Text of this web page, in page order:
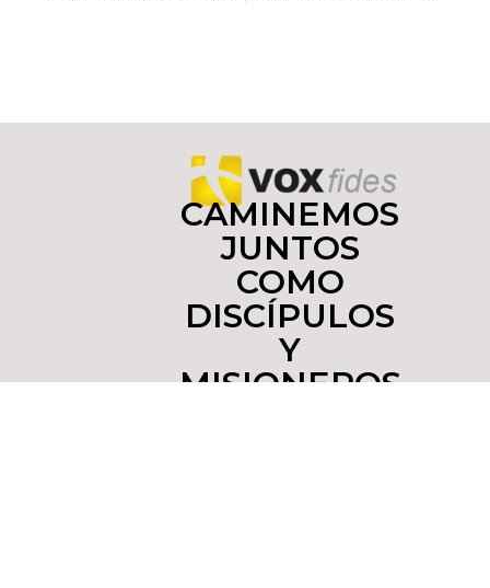
CAMINEMOS
JUNTOS
COMO
DISCÍPULOS
Y
MISIONEROS